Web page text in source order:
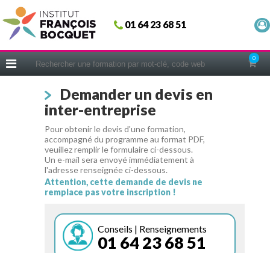
01 64 23 68 51
0
Fermer
ACCUEIL
CERIFICATIONS
INTRAS | SUR-MESURE
COACHING
EN PRATIQUE
NOUS CONNAÎTRE
CONSEILS MICRO-COACHING
WEBINAIRES
QUESTIONNAIRE GRATUIT
Demander un devis en
inter-entreprise
Pour obtenir le devis d'une formation,
accompagné du programme au format PDF,
veuillez remplir le formulaire ci-dessous.
Un e-mail sera envoyé immédiatement à
l'adresse renseignée ci-dessous.
Attention, cette demande de devis ne
remplace pas votre inscription !
Conseils | Renseignements
01 64 23 68 51